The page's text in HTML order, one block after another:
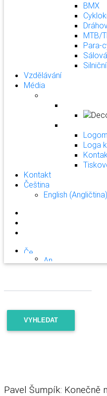
BMX
MTB/
Para-
Vzdělávání
Média
Loga
Kontakt
Čeština
English (Angličtina)
VYHLEDAT
Pavel Šumpík: Konečně